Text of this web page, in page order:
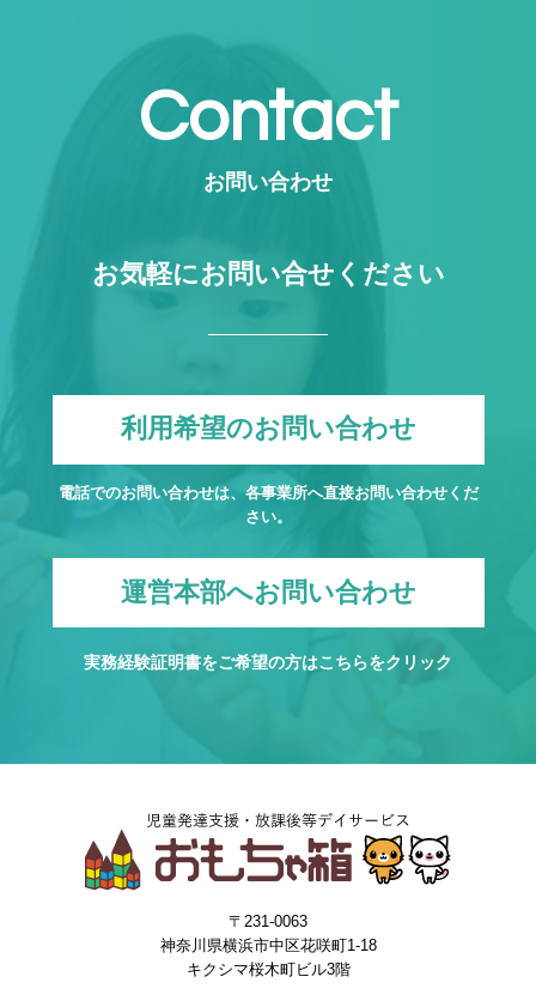
Contact
お問い合わせ
お気軽にお問い合せください
利用希望のお問い合わせ
電話でのお問い合わせは、各事業所へ直接お問い合わせくだ
さい。
運営本部へお問い合わせ
実務経験証明書をご希望の方はこちらをクリック
〒231-0063
神奈川県横浜市中区花咲町1-18
キクシマ桜木町ビル3階